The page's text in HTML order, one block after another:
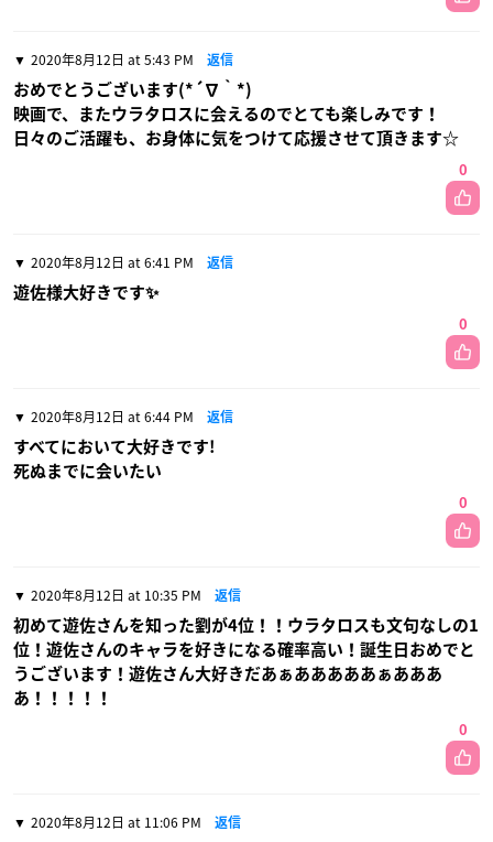
2020年8月12日 at 5:43 PM 返信
おめでとうございます(*´∇｀*)
映画で、またウラタロスに会えるのでとても楽しみです！
日々のご活躍も、お身体に気をつけて応援させて頂きます☆
0
2020年8月12日 at 6:41 PM 返信
遊佐様大好きです✨
0
2020年8月12日 at 6:44 PM 返信
すべてにおいて大好きです!
死ぬまでに会いたい
0
2020年8月12日 at 10:35 PM 返信
初めて遊佐さんを知った劉が4位！！ウラタロスも文句なしの1
位！遊佐さんのキャラを好きになる確率高い！誕生日おめでと
うございます！遊佐さん大好きだあぁあああああぁあああ
あ！！！！！
0
2020年8月12日 at 11:06 PM 返信